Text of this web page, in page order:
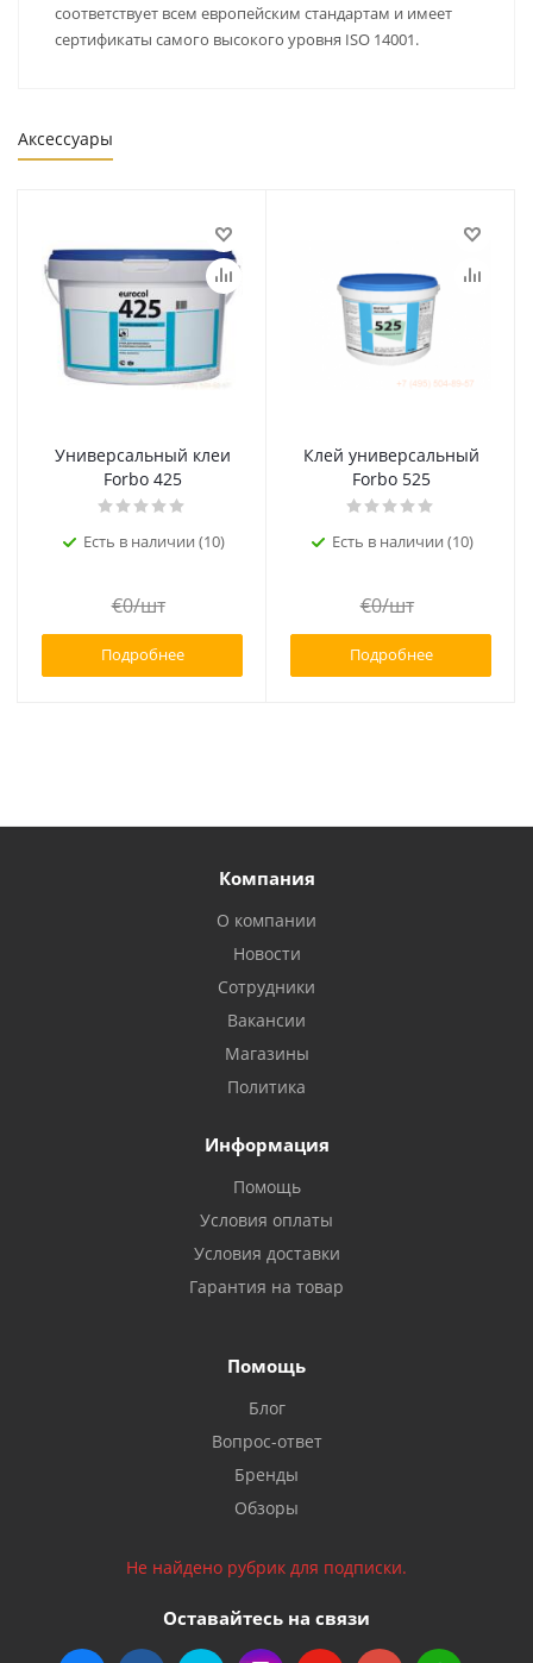
соответствует всем европейским стандартам и имеет
сертификаты самого высокого уровня ISO 14001.
Аксессуары
Универсальный клеи
Forbo 425
Есть в наличии (10)
€0/шт
Подробнее
Клей универсальный
Forbo 525
Есть в наличии (10)
€0/шт
Подробнее
Компания
О компании
Новости
Сотрудники
Вакансии
Магазины
Политика
Информация
Помощь
Условия оплаты
Условия доставки
Гарантия на товар
Помощь
Блог
Вопрос-ответ
Бренды
Обзоры
Не найдено рубрик для подписки.
Оставайтесь на связи